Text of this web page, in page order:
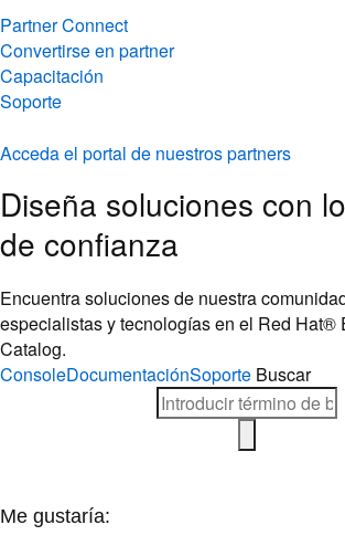
Partner Connect
Convertirse en partner
Capacitación
Soporte
Acceda el portal de nuestros partners
Diseña soluciones con
de confianza
Encuentra soluciones de nuestra
especialistas y tecnologías en el Red Hat®
Catalog.
ConsoleDocumentaciónSoporte Buscar
Me gustaría: